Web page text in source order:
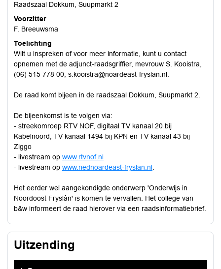
Raadszaal Dokkum, Suupmarkt 2
Voorzitter
F. Breeuwsma
Toelichting
Wilt u inspreken of voor meer informatie, kunt u contact
opnemen met de adjunct-raadsgriffier, mevrouw S. Kooistra,
(06) 515 778 00, s.kooistra@noardeast-fryslan.nl.
De raad komt bijeen in de raadszaal Dokkum, Suupmarkt 2.
De bijeenkomst is te volgen via:
- streekomroep RTV NOF, digitaal TV kanaal 20 bij
Kabelnoord, TV kanaal 1494 bij KPN en TV kanaal 43 bij
Ziggo
- livestream op www.rtvnof.nl
- livestream op www.riednoardeast-fryslan.nl
Het eerder wel aangekondigde onderwerp 'Onderwijs in
Noordoost Fryslân' is komen te vervallen. Het college van
b&w informeert de raad hierover via een raadsinformatiebrief.
Uitzending